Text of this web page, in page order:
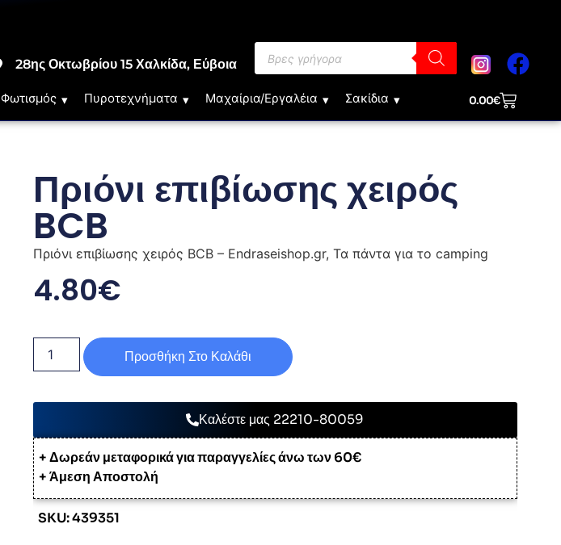
28ης Οκτωβρίου 15 Χαλκίδα, Εύβοια
Φωτισμός Πυροτεχνήματα Μαχαίρια/Εργαλέια Σακίδια 0.00€
Πριόνι επιβίωσης χειρός
BCB
Πριόνι επιβίωσης χειρός BCB – Endraseishop.gr, Τα πάντα για το camping
4.80€
Προσθήκη Στο Καλάθι
Καλέστε μας 22210-80059
+ Δωρεάν μεταφορικά για παραγγελίες άνω των 60€
+ Άμεση Αποστολή
SKU: 439351